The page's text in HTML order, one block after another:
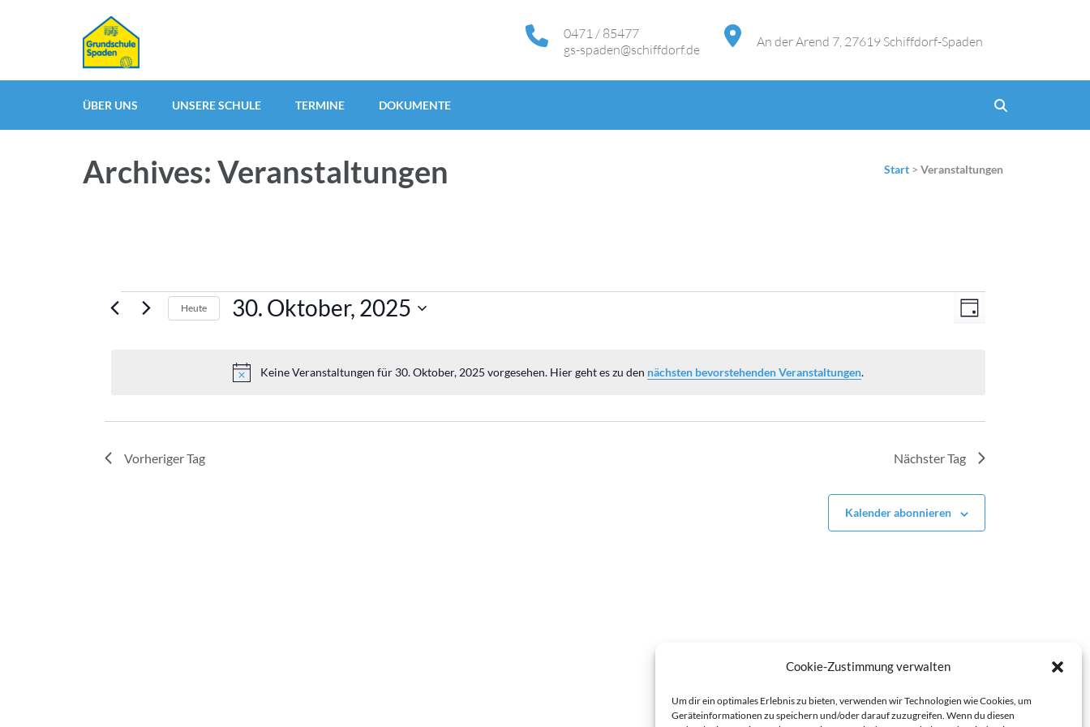
Cookie-Zustimmung verwalten
Um dir ein optimales Erlebnis zu bieten, verwenden wir Technologien wie Cookies, um
Geräteinformationen zu speichern und/oder darauf zuzugreifen. Wenn du diesen
An der Arend 7, 27619 Schiffdorf-Spaden
0471 / 85477
gs-spaden@schiffdorf.de
ÜBER UNS UNSERE SCHULE TERMINE DOKUMENTE
Archives: Veranstaltungen Start > Veranstaltungen
Veranstaltungen
für
Hinweis
Keine Veranstaltungen für 30. Oktober, 2025 vorgesehen. Hier geht es zu den nächsten bevorstehenden Veranstaltungen.
Ansichten-
Navigation
Veranstaltung
Tag
Heute 30. Oktober, 2025
Vorheriger Tag Nächster Tag
Kalender abonnieren